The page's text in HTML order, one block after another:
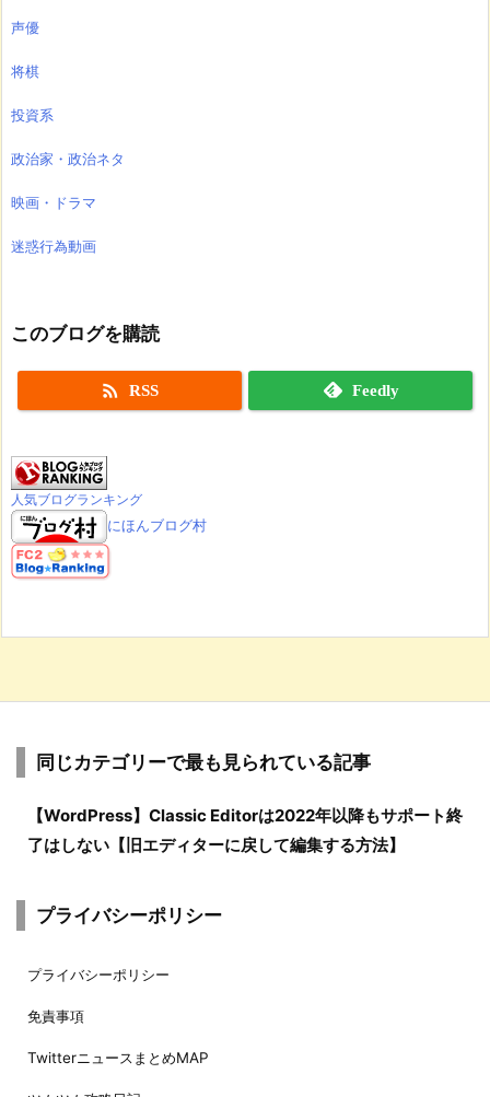
声優
将棋
投資系
政治家・政治ネタ
映画・ドラマ
迷惑行為動画
このブログを購読
 RSS Feedly
人気ブログランキング
にほんブログ村
同じカテゴリーで最も見られている記事
【WordPress】Classic Editorは2022年以降もサポート終
了はしない【旧エディターに戻して編集する方法】
プライバシーポリシー
プライバシーポリシー
免責事項
TwitterニュースまとめMAP